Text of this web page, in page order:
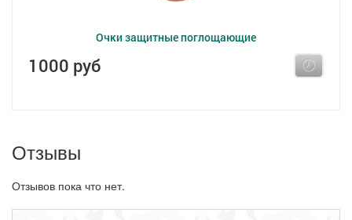
Очки защитные поглощающие
1000 руб
Отзывы
Отзывов пока что нет.